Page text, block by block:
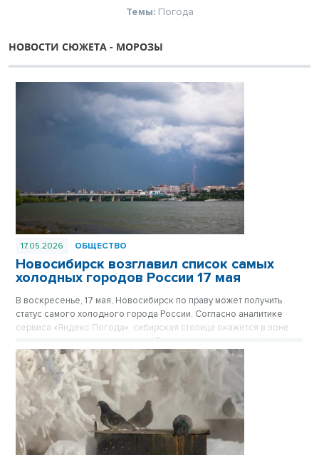
Темы: Погода
НОВОСТИ СЮЖЕТА - МОРОЗЫ
17.05.2026 ОБЩЕСТВО
Новосибирск возглавил список самых
холодных городов России 17 мая
В воскресенье, 17 мая, Новосибирск по праву может получить
статус самого холодного города России. Согласно аналитике
сервиса «Яндекс Погода», сибирская столица окажется в зоне
резкого температурного спада. В то время как в европейской
части страны столбики термометров поднимутся до летних
отметок, новосибирцам придется столкнуться с порывистым
ветром и дневной температурой не выше +9°С.